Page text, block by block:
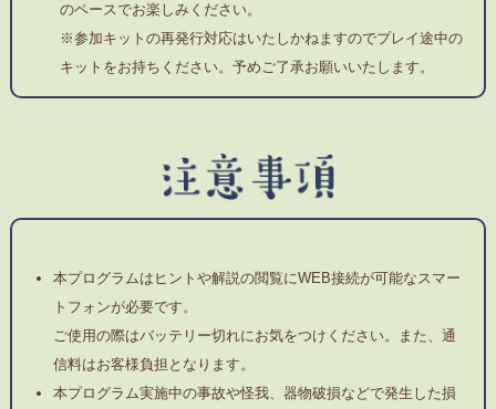
のペースでお楽しみください。
※参加キットの再発行対応はいたしかねますのでプレイ途中の
キットをお持ちください。予めご了承お願いいたします。
本プログラムはヒントや解説の閲覧にWEB接続が可能なスマー
トフォンが必要です。
ご使用の際はバッテリー切れにお気をつけください。また、通
信料はお客様負担となります。
本プログラム実施中の事故や怪我、器物破損などで発生した損